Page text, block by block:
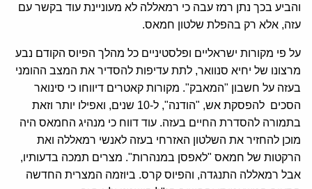
והביע בכך נתן רמז עבה כי רמאללה לא מעוניינת עוד בקשר עם
עזה, אלא רק בהפלת שלטון חמאס.
על פי מקורות ישראליים ופלסטיניים כל מהלך הפיוס הקודם נבע
מרצונו של יחיא סנוואר, לתת עדיפות להסדיר את המצב ההומני
בעזה על חשבון "המאבק". מקורות קאטרים דיווחו כי סינואר
הסכים להפסקת אש, "הודנה", ל-10 שנים, ואפילו יותר וזאת
בתמורה להסדרת החיים בעזה. עוד דווח כי מנהיג החמאס היה
מוכן להחזיר את השלטון האזרחי בעזה לאנשי רמאללה ואת
הרקטות של חמאס "לאפסן במנהרות". מצרים תמכה בדעותיו,
אבל רמאללה התנגדה, והפיוס קרס. ביוזמה המצרית החדשה